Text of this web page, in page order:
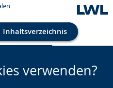
Inhaltsverzeichnis
verwenden?